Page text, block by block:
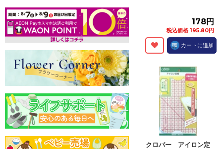
178円
税込価格 195.80円
カートに追加
クロバー アイロン定